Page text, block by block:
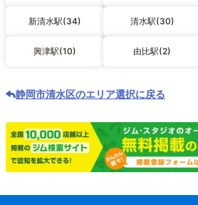
新清水駅(34) 清水駅(30)
興津駅(10) 由比駅(2)
静岡市清水区のエリア選択に戻る